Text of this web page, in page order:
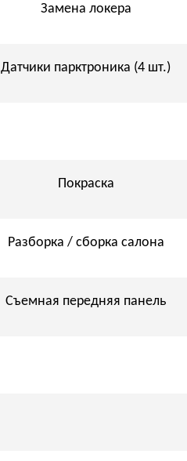
Замена локера
Датчики парктроника (4 шт.)
Покраска
Разборка / сборка салона
Съемная передняя панель